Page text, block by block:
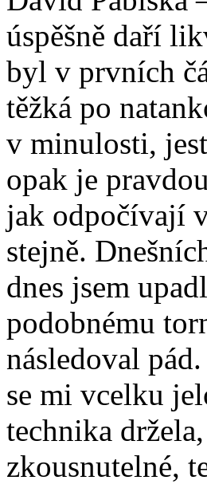
úspěšně daří
byl v prvních
těžká po
v minulosti,
opak je
jak odpočívají
stejně.
dnes jsem
podobnému
následoval
se mi vcelku
technika
zkousnutelné,